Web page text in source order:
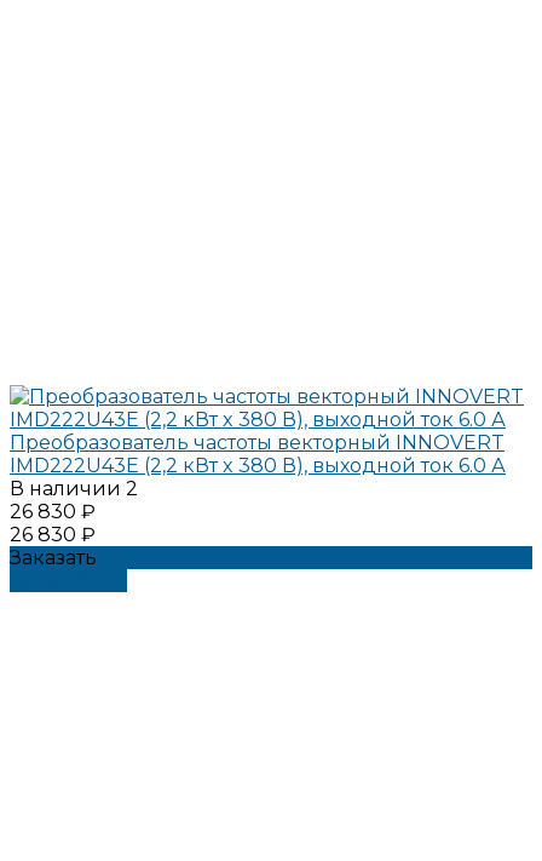
Преобразователь частоты векторный INNOVERT
IMD222U43E (2,2 кВт x 380 В), выходной ток 6.0 А
В наличии 2
26 830 ₽
26 830 ₽
Заказать